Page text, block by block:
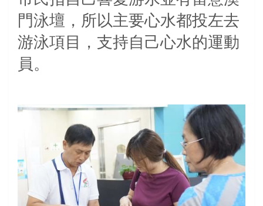
門泳壇，所以主要心水都投左去
游泳項目，支持自己心水的運動
員。